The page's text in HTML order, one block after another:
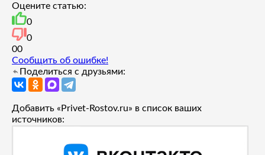
Оцените статью:
0
0
00
Сообщить об ошибке!
Поделиться с друзьями:
Добавить «Privet-Rostov.ru» в список ваших
источников: